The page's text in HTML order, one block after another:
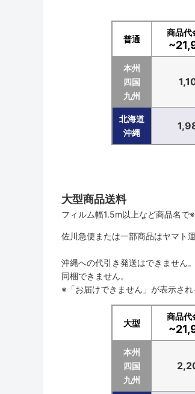
普通
商品代
本州
四国
九州
北海道
沖縄
大型商品送料
フィルム幅1.5m以上など商品名で
佐川急便または一部商品はヤマト
沖縄への代引き発送はできません。
同梱できません。
※「お届けできません」が表示さ
大型
商品代
本州
四国
九州